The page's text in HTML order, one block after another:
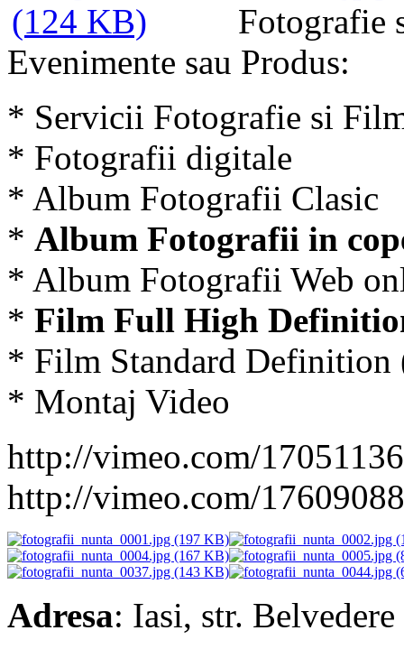
Fotografie
Evenimente sau Produs:
* Servicii Fotografie si
* Fotografii digitale
* Album Fotografii Clasic
* Album Fotografii in
* Album Fotografii Web
* Film Full High
* Film Standard
* Montaj Video
http://vimeo.com/17051136
http://vimeo.com/17609088
Adresa: Iasi, str.